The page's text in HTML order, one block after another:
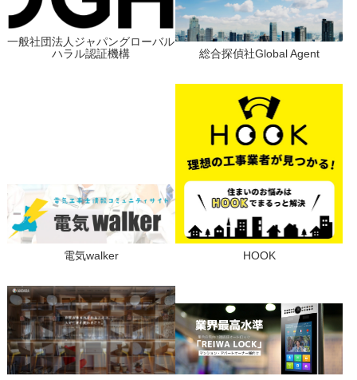
一般社団法人ジャパングローバル
ハラル認証機構
総合探偵社Global Agent
電気walker HOOK